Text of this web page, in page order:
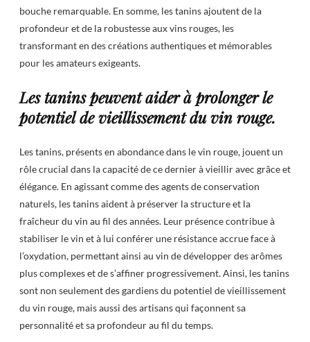
bouche remarquable. En somme, les tanins ajoutent de la
profondeur et de la robustesse aux vins rouges, les
transformant en des créations authentiques et mémorables
pour les amateurs exigeants.
Les tanins peuvent aider à prolonger le
potentiel de vieillissement du vin rouge.
Les tanins, présents en abondance dans le vin rouge, jouent un
rôle crucial dans la capacité de ce dernier à vieillir avec grâce et
élégance. En agissant comme des agents de conservation
naturels, les tanins aident à préserver la structure et la
fraîcheur du vin au fil des années. Leur présence contribue à
stabiliser le vin et à lui conférer une résistance accrue face à
l’oxydation, permettant ainsi au vin de développer des arômes
plus complexes et de s’affiner progressivement. Ainsi, les tanins
sont non seulement des gardiens du potentiel de vieillissement
du vin rouge, mais aussi des artisans qui façonnent sa
personnalité et sa profondeur au fil du temps.